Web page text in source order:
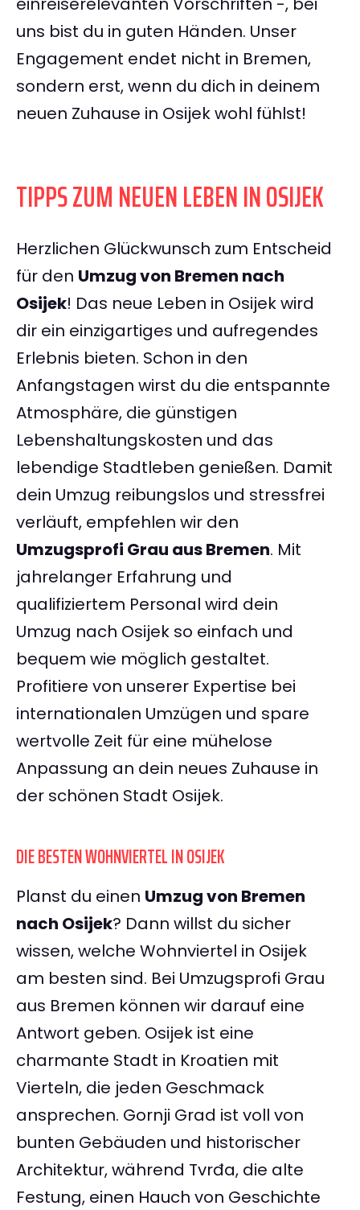
uns bist du in guten Händen. Unser
Engagement endet nicht in Bremen,
sondern erst, wenn du dich in deinem
neuen Zuhause in Osijek wohl fühlst!
TIPPS ZUM NEUEN LEBEN IN OSIJEK
Herzlichen Glückwunsch zum Entscheid
für den Umzug von Bremen nach
Osijek! Das neue Leben in Osijek wird
dir ein einzigartiges und aufregendes
Erlebnis bieten. Schon in den
Anfangstagen wirst du die entspannte
Atmosphäre, die günstigen
Lebenshaltungskosten und das
lebendige Stadtleben genießen. Damit
dein Umzug reibungslos und stressfrei
verläuft, empfehlen wir den
Umzugsprofi Grau aus Bremen. Mit
jahrelanger Erfahrung und
qualifiziertem Personal wird dein
Umzug nach Osijek so einfach und
bequem wie möglich gestaltet.
Profitiere von unserer Expertise bei
internationalen Umzügen und spare
wertvolle Zeit für eine mühelose
Anpassung an dein neues Zuhause in
der schönen Stadt Osijek.
DIE BESTEN WOHNVIERTEL IN OSIJEK
Planst du einen Umzug von Bremen
nach Osijek? Dann willst du sicher
wissen, welche Wohnviertel in Osijek
am besten sind. Bei Umzugsprofi Grau
aus Bremen können wir darauf eine
Antwort geben. Osijek ist eine
charmante Stadt in Kroatien mit
Vierteln, die jeden Geschmack
ansprechen. Gornji Grad ist voll von
bunten Gebäuden und historischer
Architektur, während Tvrđa, die alte
Festung, einen Hauch von Geschichte